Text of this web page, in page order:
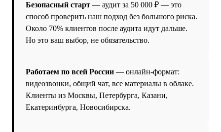
Безопасный старт — аудит за 50 000 ₽ — это
способ проверить наш подход без большого риска.
Около 70% клиентов после аудита идут дальше.
Но это ваш выбор, не обязательство.
Работаем по всей России — онлайн-формат:
видеозвонки, общий чат, все материалы в облаке.
Клиенты из Москвы, Петербурга, Казани,
Екатеринбурга, Новосибирска.